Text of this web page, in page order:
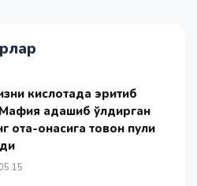
кислотада эритиб
адашиб ўлдирган
ота-онасига товон пули